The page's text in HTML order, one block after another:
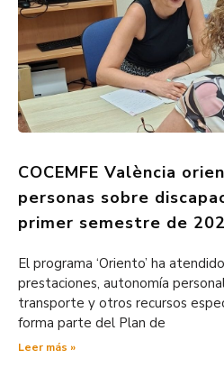
COCEMFE València
personas sobre
primer semestre de
El programa ‘Oriento’ ha
prestaciones, autonomía
transporte y otros recursos
forma parte del Plan de
Leer más »